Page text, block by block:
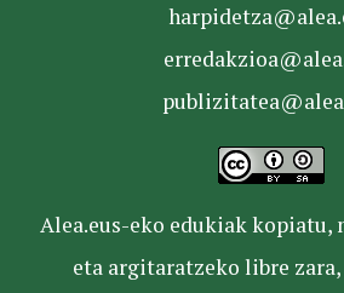
Alea.eus-eko edukiak kopiatu,
eta argitaratzeko libre